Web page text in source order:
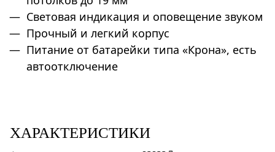
Световая индикация и оповещение звуком
Прочный и легкий корпус
Питание от батарейки типа «Крона», есть
автоотключение
ХАРАКТЕРИСТИКИ